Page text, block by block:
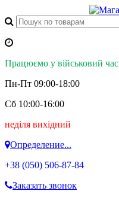
Працюємо у військовий час
Пн-Пт 09:00-18:00
Сб 10:00-16:00
неділя вихідний
Определение...
+38 (050) 506-87-84
Заказать звонок